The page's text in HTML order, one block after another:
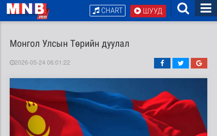
ШУУД
CHART
Монгол Улсын Төрийн дуулал
2026-05-24 06:01:22